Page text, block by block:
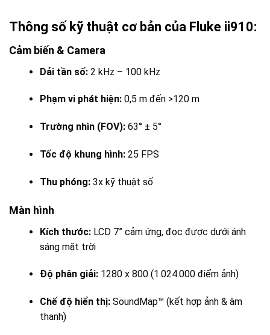
Thông số kỹ thuật cơ bản của Fluke ii910:
Cảm biến & Camera
Dải tần số:2 kHz – 100 kHz
Phạm vi phát hiện:0,5 m đến >120 m
Trường nhìn (FOV):63° ± 5°
Tốc độ khung hình:25 FPS
Thu phóng:3x kỹ thuật số
Màn hình
Kích thước:LCD 7” cảm ứng, đọc được dưới ánh
sáng mặt trời
Độ phân giải:1280 x 800 (1.024.000 điểm ảnh)
Chế độ hiển thị:SoundMap™ (kết hợp ảnh & âm
thanh)